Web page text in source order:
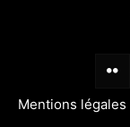
Mentions légales